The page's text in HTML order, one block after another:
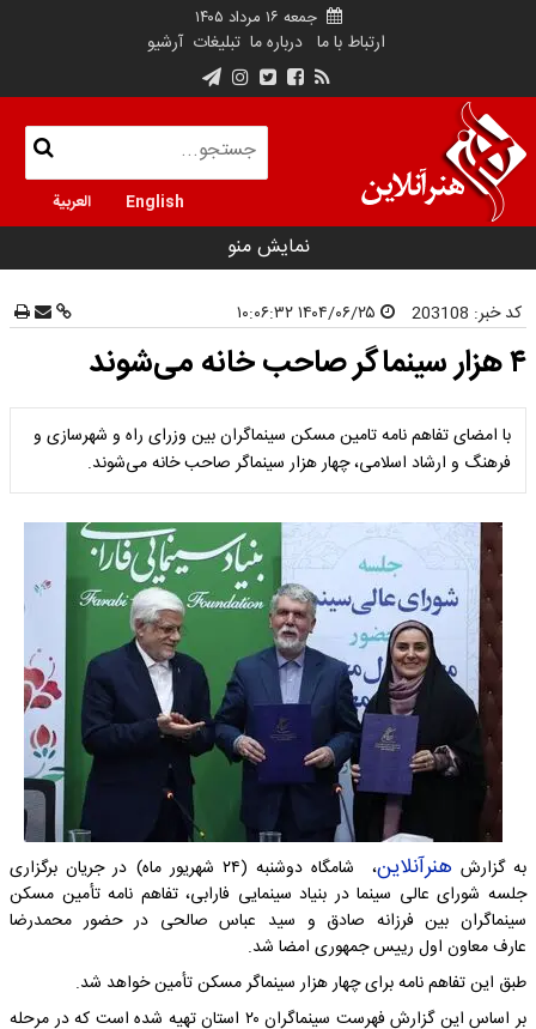
جمعه ۱۶ مرداد ۱۴۰۵
ارتباط با ما درباره ما تبلیغات آرشیو
English العربية
نمایش منو
کد خبر: 203108
۴ هزار سینماگر صاحب خانه می‌شوند
با امضای تفاهم نامه تامین مسکن سینماگران بین وزرای راه و شهرسازی و
فرهنگ و ارشاد اسلامی، چهار هزار سینماگر صاحب خانه می‌شوند.
به گزارش هنرآنلاین
، شامگاه دوشنبه (۲۴ شهریور ماه) در جریان برگزاری
جلسه شورای عالی سینما در بنیاد سینمایی فارابی، تفاهم نامه تأمین مسکن
سینماگران بین فرزانه صادق و سید عباس صالحی در حضور محمدرضا
عارف معاون اول رییس جمهوری امضا شد.
طبق این تفاهم نامه برای چهار هزار سینماگر مسکن تأمین خواهد شد.
بر اساس این گزارش فهرست سینماگران ۲۰ استان تهیه شده است که در مرحله